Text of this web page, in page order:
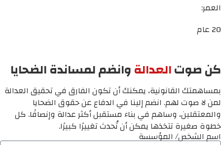
العمر:
20 عام
كن صوتالعدالةوانضم لمساندة الضحايا
بمساهمتك القانونية، يمكنك أن تكون الفارق في تحقيق العدالة
لمن لا صوت لهم. انضم إلينا في الدفاع عن حقوق الضحايا
والمعتقلين، وساهم في بناء مستقبل أكثر عدالة وإنصافًا. كل
خطوة صغيرة تتخذها يمكن أن تُحدث تغييرًا كبيرًا.
اسم الشخص/ المؤسسة